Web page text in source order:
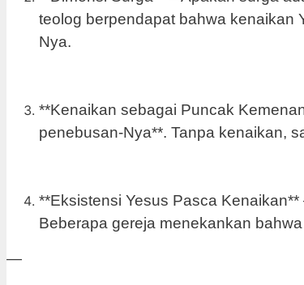
teolog berpendapat bahwa kenaikan
Nya.
**Kenaikan sebagai Puncak
penebusan-Nya**. Tanpa kenaikan,
**Eksistensi Yesus Pasca
Beberapa gereja menekankan
—